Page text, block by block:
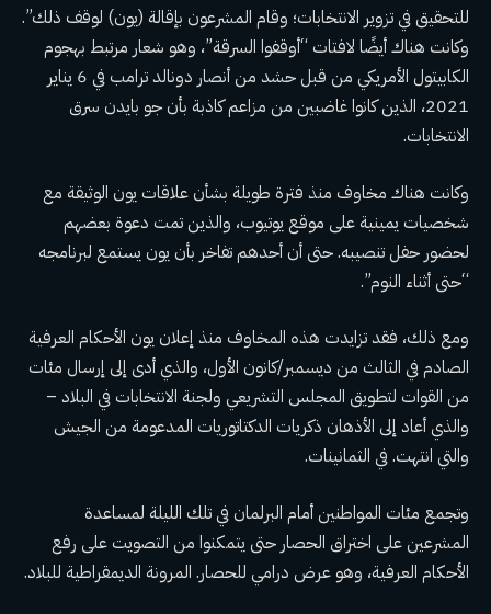
للتحقيق في تزوير الانتخابات؛ وقام المشرعون بإقالة (يون) لوقف ذلك”.
وكانت هناك أيضًا لافتات “أوقفوا السرقة”، وهو شعار مرتبط بهجوم
الكابيتول الأمريكي من قبل حشد من أنصار دونالد ترامب في 6 يناير
2021، الذين كانوا غاضبين من مزاعم كاذبة بأن جو بايدن سرق
الانتخابات.
وكانت هناك مخاوف منذ فترة طويلة بشأن علاقات يون الوثيقة مع
شخصيات يمينية على موقع يوتيوب، والذين تمت دعوة بعضهم
لحضور حفل تنصيبه. حتى أن أحدهم تفاخر بأن يون يستمع لبرنامجه
“حتى أثناء النوم”.
ومع ذلك، فقد تزايدت هذه المخاوف منذ إعلان يون الأحكام العرفية
الصادم في الثالث من ديسمبر/كانون الأول، والذي أدى إلى إرسال مئات
من القوات لتطويق المجلس التشريعي ولجنة الانتخابات في البلاد –
والذي أعاد إلى الأذهان ذكريات الدكتاتوريات المدعومة من الجيش
والتي انتهت. في الثمانينات.
وتجمع مئات المواطنين أمام البرلمان في تلك الليلة لمساعدة
المشرعين على اختراق الحصار حتى يتمكنوا من التصويت على رفع
الأحكام العرفية، وهو عرض درامي للحصار. المرونة الديمقراطية للبلاد.